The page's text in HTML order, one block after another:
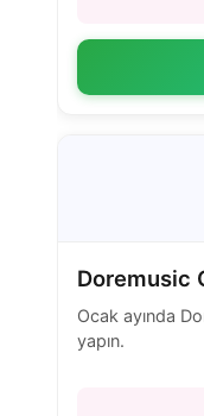
Doremusic
Ocak ayında
yapın.